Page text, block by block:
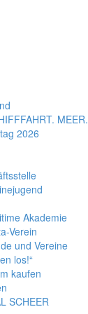
MEER.
2026
Akademie
Verein
und Vereine
los!“
kaufen
SCHEER